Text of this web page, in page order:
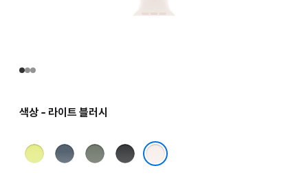
색상 - 라이트 블러시
네온
앵커
그린
블랙